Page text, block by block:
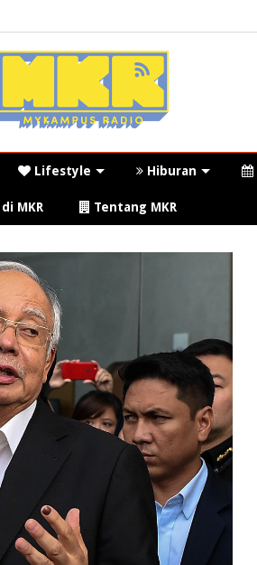
Lifestyle Hiburan
MKR Tentang MKR